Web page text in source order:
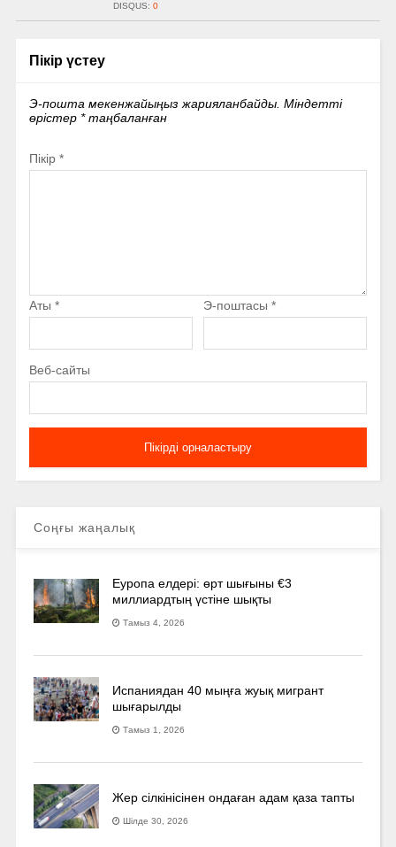
DISQUS: 0
Пікір үстеу
Э-пошта мекенжайыңыз жарияланбайды. Міндетті
өрістер *таңбаланған
Пікір *
Аты * Э-поштасы *
Веб-сайты
Соңғы жаңалық
Еуропа елдері: өрт шығыны €3
миллиардтың үстіне шықты
Тамыз 4, 2026
Испаниядан 40 мыңға жуық мигрант
шығарылды
Тамыз 1, 2026
Жер сілкінісінен ондаған адам қаза тапты
Шілде 30, 2026